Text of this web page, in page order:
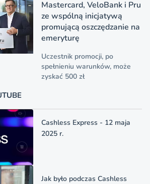
Mastercard, VeloBank i Pru
ze wspólną inicjatywą
promującą oszczędzanie na
emeryturę
Uczestnik promocji, po
spełnieniu warunków, może
zyskać 500 zł
Cashless Express - 12 maja
2025 r.
Jak było podczas Cashless